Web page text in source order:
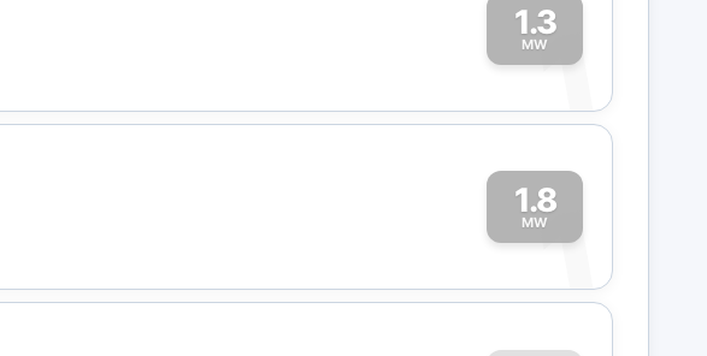
1.3
MW
1
1.8
MW
1